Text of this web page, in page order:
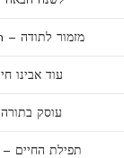
Mizmor Lesodah – מזמור לתודה
Od Avinu Chai – עוד אבינו חי
Osek Batorah – עוסק בתורה
Tefilas Hachaim – תפילת החיים